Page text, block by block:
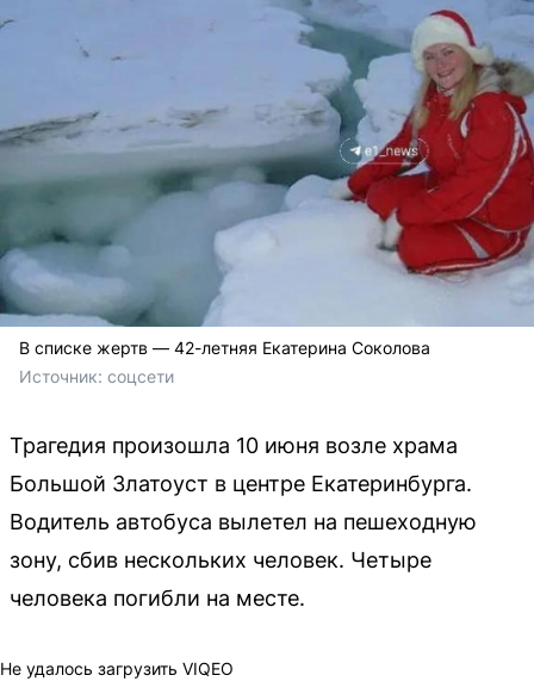
В списке жертв — 42-летняя Екатерина Соколова
Источник: соцсети
Трагедия произошла 10 июня возле храма
Большой Златоуст в центре Екатеринбурга.
Водитель автобуса вылетел на пешеходную
зону, сбив нескольких человек. Четыре
человека погибли на месте.
Не удалось загрузить VIQEO